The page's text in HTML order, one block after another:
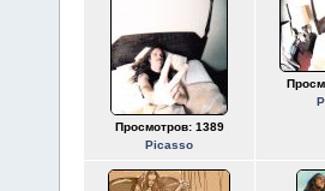
Просмотров: 1389
Picasso